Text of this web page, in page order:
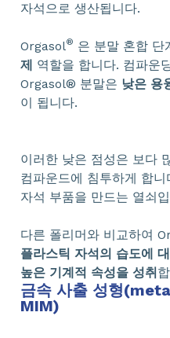
자석으로 생산됩니다.
Orgasol® 은 분말 혼합 단
제 역할을 합니다. 컴파운
Orgasol® 분말은 낮은 용
이 됩니다.
이러한 낮은 점성은 보다
컴파운드에 침투하게 합
자석 부품을 만드는 열쇠
다른 폴리머와 비교하여
플라스틱 자석의 습도에
높은 기계적 속성을 성취
금속 사출 성형
MIM)